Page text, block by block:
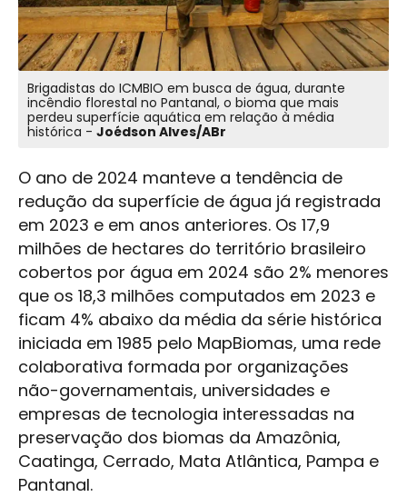
Brigadistas do ICMBIO em busca de água, durante
incêndio florestal no Pantanal, o bioma que mais
perdeu superfície aquática em relação à média
histórica - Joédson Alves/ABr
O ano de 2024 manteve a tendência de
redução da superfície de água já registrada
em 2023 e em anos anteriores. Os 17,9
milhões de hectares do território brasileiro
cobertos por água em 2024 são 2% menores
que os 18,3 milhões computados em 2023 e
ficam 4% abaixo da média da série histórica
iniciada em 1985 pelo MapBiomas, uma rede
colaborativa formada por organizações
não-governamentais, universidades e
empresas de tecnologia interessadas na
preservação dos biomas da Amazônia,
Caatinga, Cerrado, Mata Atlântica, Pampa e
Pantanal.